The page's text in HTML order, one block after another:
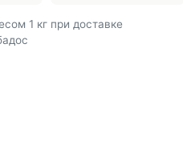
1 кг при доставке